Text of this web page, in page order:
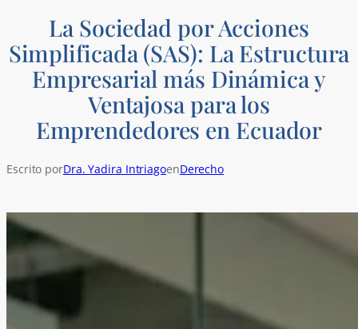
La Sociedad por Acciones
Simplificada (SAS): La Estructura
Empresarial más Dinámica y
Ventajosa para los
Emprendedores en Ecuador
Escrito porDra. Yadira IntriagoenDerecho